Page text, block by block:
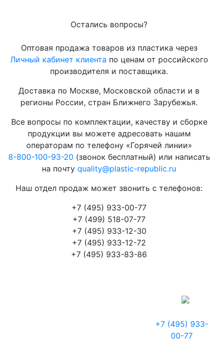
Остались вопросы?
Оптовая продажа товаров из пластика через
Личный кабинет клиента по ценам от российского
производителя и поставщика.
Доставка по Москве, Московской области и в
регионы России, стран Ближнего Зарубежья.
Все вопросы по комплектации, качеству и сборке
продукции вы можете адресовать нашим
операторам по телефону «Горячей линии»
8-800-100-93-20 (звонок бесплатный) или написать
на почту quality@plastic-republic.ru
Наш отдел продаж может звонить с телефонов:
+7 (495) 933-00-77
+7 (499) 518-07-77
+7 (495) 933-12-30
+7 (495) 933-12-72
+7 (495) 933-83-86
+7 (495) 933-
00-77